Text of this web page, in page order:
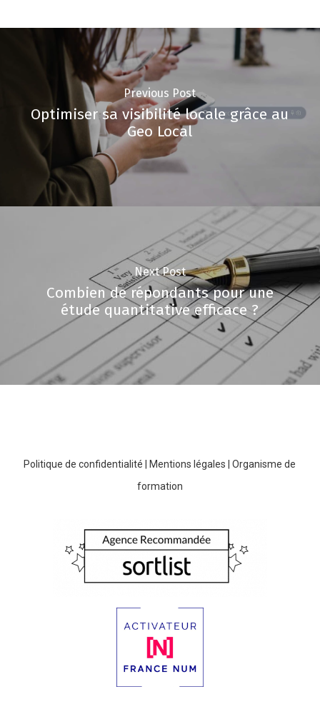
Previous Post
Optimiser sa visibilité locale grâce au
Geo Local
Next Post
Combien de répondants pour une
étude quantitative efficace ?
Politique de confidentialité Mentions légales |Organisme de
formation